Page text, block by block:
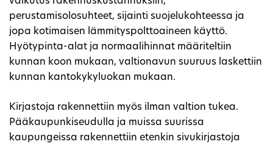
perustamisolosuhteet, sijainti suojelukohteessa ja
jopa kotimaisen lämmityspolttoaineen käyttö.
Hyötypinta-alat ja normaalihinnat määriteltiin
kunnan koon mukaan, valtionavun suuruus laskettiin
kunnan kantokykyluokan mukaan.
Kirjastoja rakennettiin myös ilman valtion tukea.
Pääkaupunkiseudulla ja muissa suurissa
kaupungeissa rakennettiin etenkin sivukirjastoja